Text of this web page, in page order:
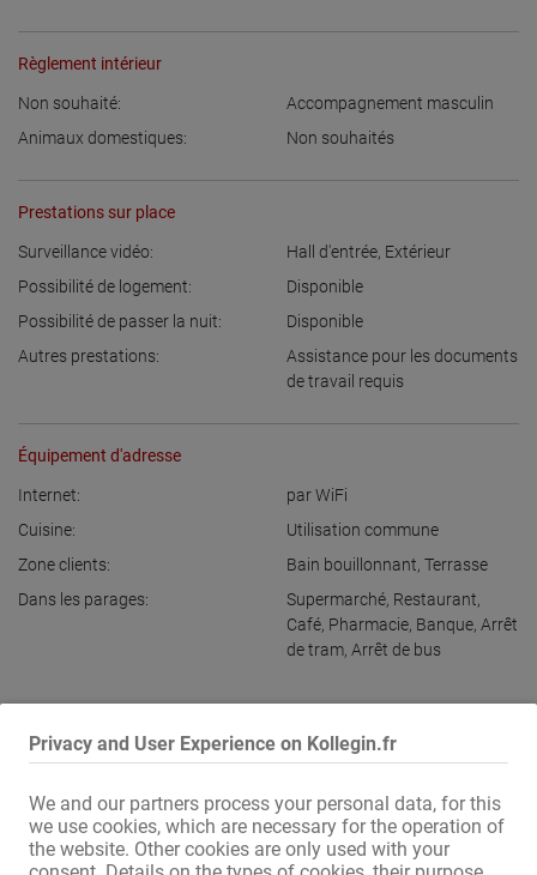
Privacy and User Experience on Kollegin.fr
We and our partners process your personal data, for this
we use cookies, which are necessary for the operation of
the website. Other cookies are only used with your
Règlement intérieur
Non souhaité:
Accompagnement masculin
Animaux domestiques:
Non souhaités
Prestations sur place
Surveillance vidéo: Hall d'entrée, Extérieur
Possibilité de logement:
Disponible
Possibilité de passer la nuit:
Disponible
Autres prestations:
Assistance pour les documents
de travail requis
Équipement d'adresse
Internet:
par WiFi
Cuisine:
Utilisation commune
Zone clients:
Bain bouillonnant, Terrasse
Dans les parages:
Supermarché, Restaurant,
Café, Pharmacie, Banque, Arrêt
de tram, Arrêt de bus
L'été est là !!! Été à Bâle 2026... SOLEIL ☀️☀️☀️☀️☀️ et ARGENT
Pas besoin de partir en vacances, vivez et travaillez chez